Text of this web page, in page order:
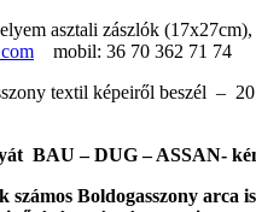
asztali zászlók
mobil: 36 70 362 71 74
textil képeiről beszél –
BAU – DUG – ASSAN-
Boldogasszony arca